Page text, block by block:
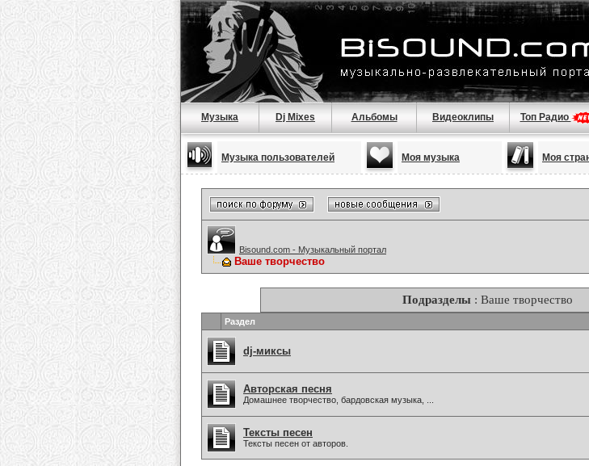
Музыка Dj Mixes Альбомы Видеоклипы Топ Радио
Музыка пользователей Моя музыка Моя
Bisound.com - Музыкальный портал
Ваше творчество
Подразделы : Ваше творчество
Раздел
dj-миксы
Авторская песня
Домашнее творчество, бардовская музыка, ...
Тексты песен
Тексты песен от авторов.